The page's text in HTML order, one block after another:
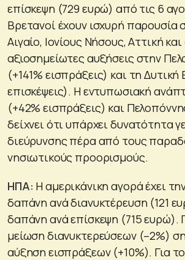
επίσκεψη (729 ευρώ) από τις 6
Βρετανοί έχουν ισχυρή παρουσία
Αιγαίο, Ιονίους Νήσους, Αττική
αξιοσημείωτες αυξήσεις στην
(+141% εισπράξεις) και τη Δυτική
επισκέψεις). Η εντυπωσιακή
(+42% εισπράξεις) και
δείχνει ότι υπάρχει δυνατότητα
διεύρυνσης πέρα από τους
νησιωτικούς προορισμούς.
ΗΠΑ: Η αμερικάνικη αγορά έχει
δαπάνη ανά διανυκτέρευση (121
δαπάνη ανά επίσκεψη (715 ευρώ).
μείωση διανυκτερεύσεων (–2%)
αύξηση εισπράξεων (+10%). Για